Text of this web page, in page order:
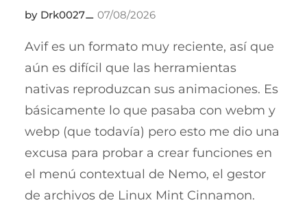
Drk0027 07/08/2026
Avif es un formato muy reciente, así que
aún es difícil que las herramientas
nativas reproduzcan sus animaciones. Es
básicamente lo que pasaba con webm y
webp (que todavía) pero esto me dio una
excusa para probar a crear funciones en
el menú contextual de Nemo, el gestor
de archivos de Linux Mint Cinnamon.